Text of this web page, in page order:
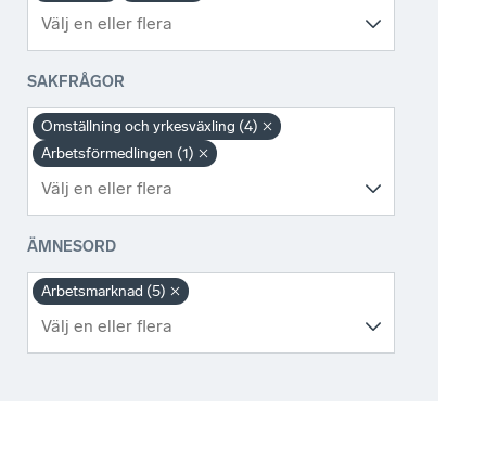
SAKFRÅGOR
Omställning och yrkesväxling (4)
Arbetsförmedlingen (1)
ÄMNESORD
Arbetsmarknad (5)